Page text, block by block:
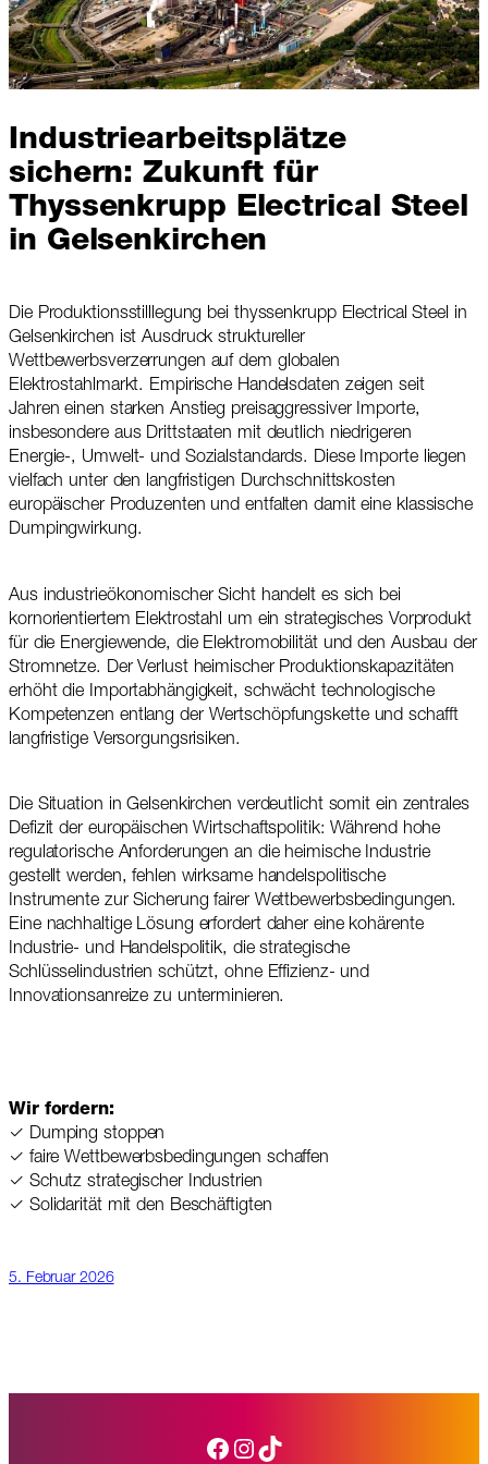
Industriearbeitsplätze
sichern: Zukunft für
Thyssenkrupp Electrical Steel
in Gelsenkirchen
Die Produktionsstilllegung bei thyssenkrupp Electrical Steel in
Gelsenkirchen ist Ausdruck struktureller
Wettbewerbsverzerrungen auf dem globalen
Elektrostahlmarkt. Empirische Handelsdaten zeigen seit
Jahren einen starken Anstieg preisaggressiver Importe,
insbesondere aus Drittstaaten mit deutlich niedrigeren
Energie-, Umwelt- und Sozialstandards. Diese Importe liegen
vielfach unter den langfristigen Durchschnittskosten
europäischer Produzenten und entfalten damit eine klassische
Dumpingwirkung.
Aus industrieökonomischer Sicht handelt es sich bei
kornorientiertem Elektrostahl um ein strategisches Vorprodukt
für die Energiewende, die Elektromobilität und den Ausbau der
Stromnetze. Der Verlust heimischer Produktionskapazitäten
erhöht die Importabhängigkeit, schwächt technologische
Kompetenzen entlang der Wertschöpfungskette und schafft
langfristige Versorgungsrisiken.
Die Situation in Gelsenkirchen verdeutlicht somit ein zentrales
Defizit der europäischen Wirtschaftspolitik: Während hohe
regulatorische Anforderungen an die heimische Industrie
gestellt werden, fehlen wirksame handelspolitische
Instrumente zur Sicherung fairer Wettbewerbsbedingungen.
Eine nachhaltige Lösung erfordert daher eine kohärente
Industrie- und Handelspolitik, die strategische
Schlüsselindustrien schützt, ohne Effizienz- und
Innovationsanreize zu unterminieren.
Wir fordern:
✓ Dumping stoppen
✓ faire Wettbewerbsbedingungen schaffen
✓ Schutz strategischer Industrien
✓ Solidarität mit den Beschäftigten
5. Februar 2026
Facebook
Instagram
TikTok